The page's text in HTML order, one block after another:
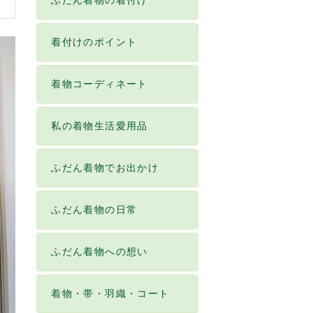
着付けのポイント
着物コーディネート
私の着物生活愛用品
ふだん着物でお出かけ
ふだん着物の日常
ふだん着物への想い
着物・帯・羽織・コート